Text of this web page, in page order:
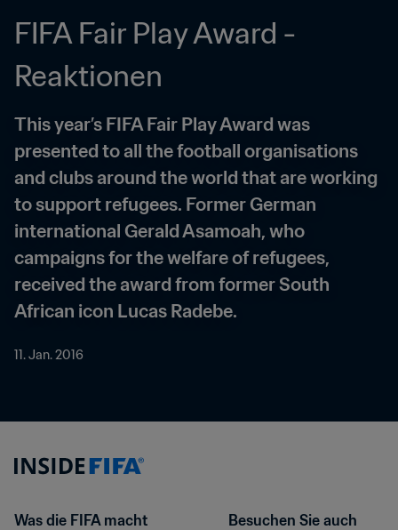
FIFA Fair Play Award -
Reaktionen
This year’s FIFA Fair Play Award was
presented to all the football organisations
and clubs around the world that are working
to support refugees. Former German
international Gerald Asamoah, who
campaigns for the welfare of refugees,
received the award from former South
African icon Lucas Radebe.
11. Jan. 2016
Was die FIFA macht
Besuchen Sie auch